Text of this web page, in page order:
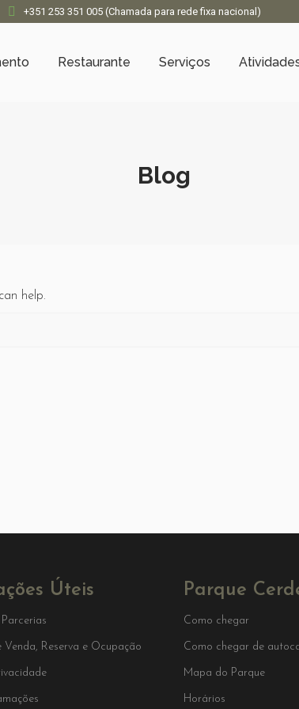
+351 253 351 005 (Chamada para rede fixa nacional)
Restaurante Serviços
Blog
help.
Úteis
Venda, Reserva e Ocupação
Parque
Como chegar
Como chegar de
Mapa do Parque
Horários